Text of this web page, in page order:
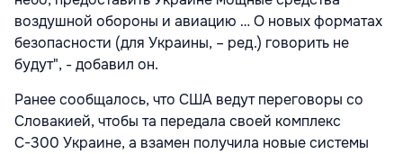
воздушной обороны и авиацию … О новых форматах
безопасности (для Украины, – ред.) говорить не
будут", - добавил он.
Ранее сообщалось, что США ведут переговоры со
Словакией, чтобы та передала своей комплекс
С-300 Украине, а взамен получила новые системы